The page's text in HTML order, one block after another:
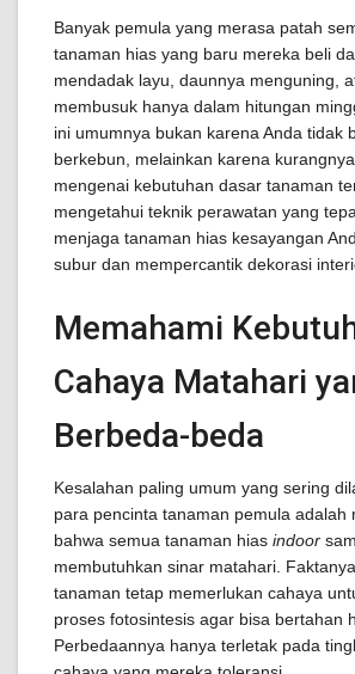
Banyak pemula yang merasa patah
tanaman hias yang baru mereka beli
mendadak layu, daunnya menguning,
membusuk hanya dalam hitungan
ini umumnya bukan karena Anda tidak
berkebun, melainkan karena
mengenai kebutuhan dasar tanaman
mengetahui teknik perawatan yang
menjaga tanaman hias kesayangan
subur dan mempercantik dekorasi
Memahami
Cahaya Matahari
Berbeda-beda
Kesalahan paling umum yang sering
para pencinta tanaman pemula adalah
bahwa semua tanaman hias indoor
membutuhkan sinar matahari.
tanaman tetap memerlukan cahaya
proses fotosintesis agar bisa bertahan
Perbedaannya hanya terletak pada